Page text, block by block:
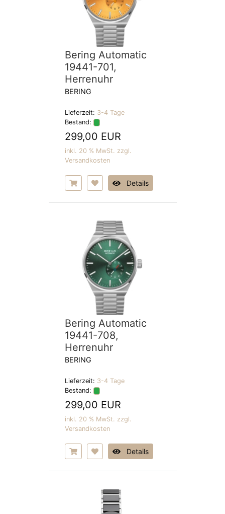
Bering Automatic
19441-701,
Herrenuhr
BERING
Lieferzeit: 3-4 Tage
Bestand:
299,00 EUR
inkl. 20 % MwSt. zzgl.
Versandkosten
Details
Bering Automatic
19441-708,
Herrenuhr
BERING
Lieferzeit: 3-4 Tage
Bestand:
299,00 EUR
inkl. 20 % MwSt. zzgl.
Versandkosten
Details